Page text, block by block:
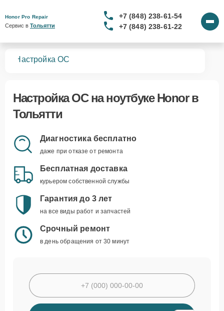
Honor Pro Repair
Сервис в Тольятти
+7 (848) 238-61-54
+7 (848) 238-61-22
Настройка ОС
Настройка ОСна ноутбуке Honor в
Тольятти
Диагностика бесплатно
даже при отказе от ремонта
Бесплатная доставка
курьером собственной службы
Гарантия до 3 лет
на все виды работ и запчастей
Срочный ремонт
в день обращения от 30 минут